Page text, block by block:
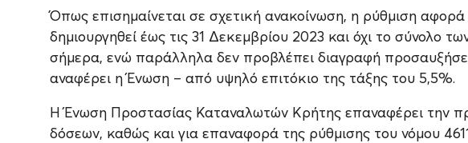
Όπως επισημαίνεται σε σχετική ανακοίνωση, η ρύθμιση
δημιουργηθεί έως τις 31 Δεκεμβρίου 2023 και όχι το σύνολο
σήμερα, ενώ παράλληλα δεν προβλέπει διαγραφή
αναφέρει η Ένωση – από υψηλό επιτόκιο της τάξης του 5,5%.
Η Ένωση Προστασίας Καταναλωτών Κρήτης επαναφέρει την
δόσεων, καθώς και για επαναφορά της ρύθμισης του νόμου